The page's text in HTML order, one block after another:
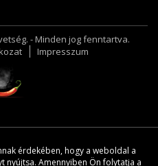
- Minden jog fenntartva.
Impresszum
érdekében, hogy a weboldal a
nyújtsa. Amennyiben Ön folytatja a